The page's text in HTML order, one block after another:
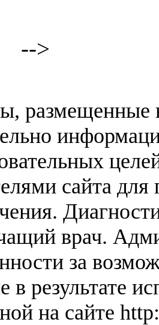
-->
размещенные
сайта
врач.
за
в результате
на сайте